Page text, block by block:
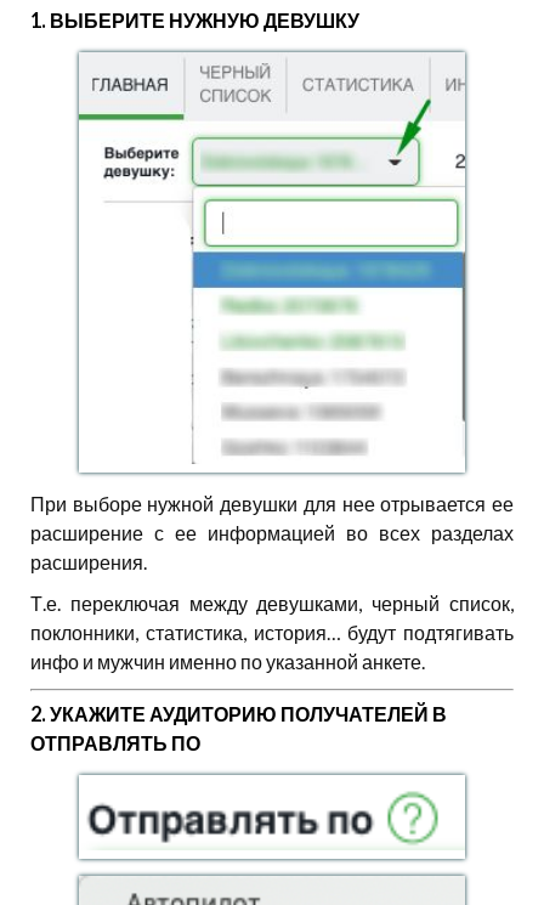
1. ВЫБЕРИТЕ НУЖНУЮ ДЕВУШКУ
При выборе нужной девушки для нее отрывается ее
расширение с ее информацией во всех разделах
расширения.
Т.е. переключая между девушками, черный список,
поклонники, статистика, история… будут подтягивать
инфо и мужчин именно по указанной анкете.
2. УКАЖИТЕ АУДИТОРИЮ ПОЛУЧАТЕЛЕЙ В
ОТПРАВЛЯТЬ ПО